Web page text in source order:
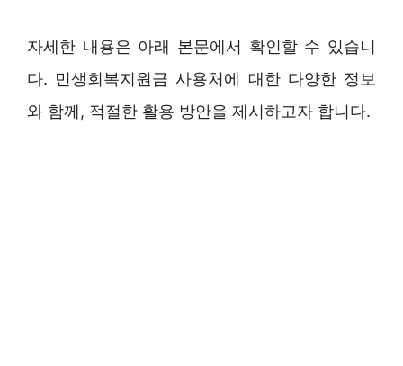
자세한 내용은 아래 본문에서 확인할 수 있습니
다. 민생회복지원금 사용처에 대한 다양한 정보
와 함께, 적절한 활용 방안을 제시하고자 합니다.